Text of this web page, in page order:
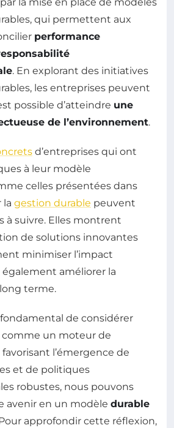
la mise en place de modèles
qui permettent aux
performance
. En explorant des initiatives
les entreprises peuvent
possible d’atteindre une
de l’environnement.
d’entreprises qui ont
à leur modèle
celles présentées dans
la gestion durable peuvent
à suivre. Elles montrent
de solutions innovantes
minimiser l’impact
améliorer la
terme.
de considérer
comme un moteur de
l’émergence de
et de politiques
robustes, nous pouvons
avenir en un modèle durable
approfondir cette réflexion,